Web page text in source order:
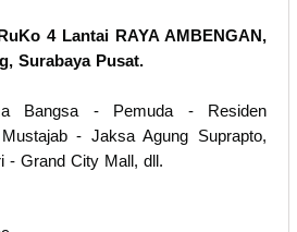
4 Lantai RAYA AMBENGAN,
Surabaya Pusat.
Bangsa - Pemuda - Residen
- Jaksa Agung Suprapto,
- Grand City Mall, dll.